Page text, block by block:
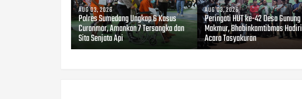
AUG 03, 2026
Polres Sumedang Ungkap 6 Kasus
Curanmor, Amankan 7 Tersangka dan
Sita Senjata Api
AUG 03, 2026
Peringati HUT ke-42 Desa Gunung
Makmur, Bhabinkamtibmas Hadiri
Acara Tasyakuran